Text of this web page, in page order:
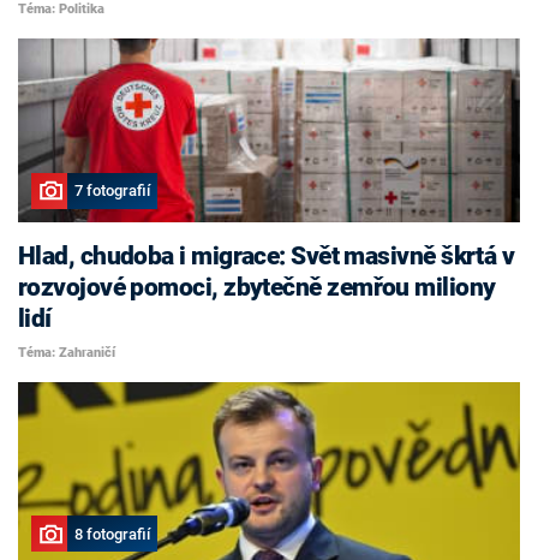
Téma: Politika
7 fotografií
Hlad, chudoba i migrace: Svět masivně škrtá v
rozvojové pomoci, zbytečně zemřou miliony
lidí
Téma: Zahraničí
8 fotografií